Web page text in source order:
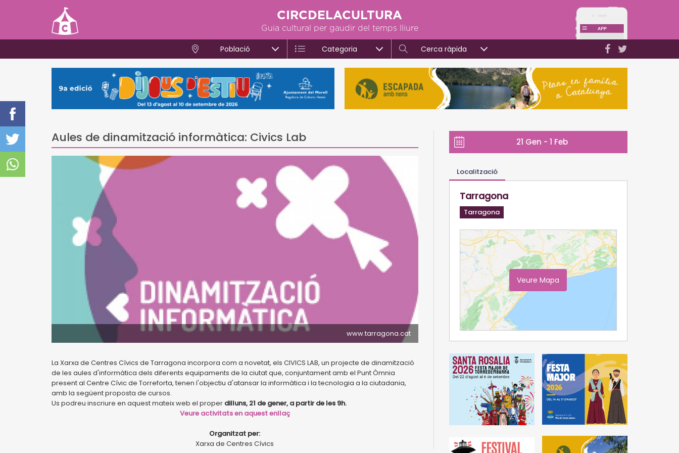
CIRCDELACULTURA
Guia cultural per gaudir del temps lliure
Població Categoria Cerca ràpida
Aules de dinamització informàtica: Civics Lab
www.tarragona.cat
La Xarxa de Centres Cívics de Tarragona incorpora com a novetat, els CIVICS LAB, un projecte de dinamització
de les aules d'informàtica dels diferents equipaments de la ciutat que, conjuntament amb el Punt Òmnia
present al Centre Cívic de Torreforta, tenen l'objectiu d'atansar la informàtica i la tecnologia a la ciutadania,
amb la següent proposta de cursos.
Us podreu inscriure en aquest mateix web el proper dilluns, 21 de gener, a partir de les 9h.
Veure activitats en aquest enllaç
Organitzat per:
Xarxa de Centres Cívics
21 Gen - 1 Feb
Localització
Tarragona
Tarragona
Veure Mapa